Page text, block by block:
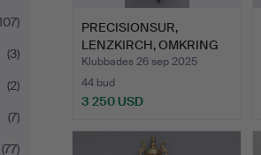
(3)
(2)
(7)
(77)
PRECISIONSUR,
LENZKIRCH, OMKRING
1895-1900.
Klubbades 26 sep 2025
44 bud
3 250 USD